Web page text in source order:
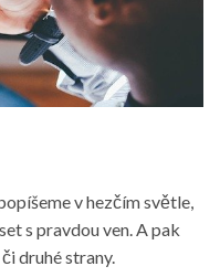
v hezčím světle,
s pravdou ven. A pak
druhé strany.